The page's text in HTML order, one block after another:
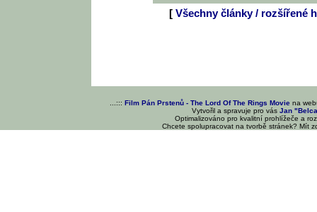
[ Všechny články / rozšířené
...::: Film Pán Prstenů - The Lord Of The Rings Movie na
Vytvořil a spravuje pro vásJan
Optimalizováno pro kvalitní prohlížeče a
Chcete spolupracovat na tvorbě stránek? Mít